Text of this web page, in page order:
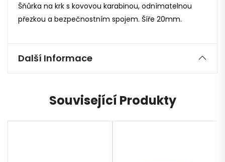
Šňůrka na krk s kovovou karabinou, odnímatelnou
přezkou a bezpečnostním spojem. Šíře 20mm.
Další Informace
Související Produkty